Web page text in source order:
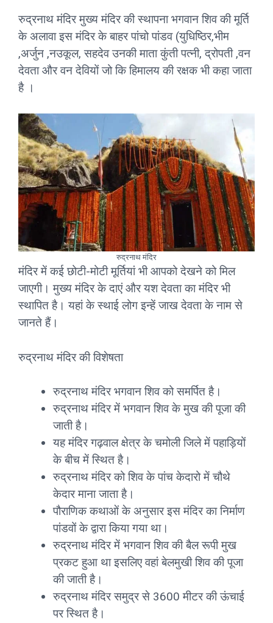
रुद्रनाथ मंदिर मुख्य मंदिर की स्थापना भगवान शिव की मूर्ति
के अलावा इस मंदिर के बाहर पांचो पांडव (युधिष्ठिर,भीम
,अर्जुन ,नउकूल, सहदेव उनकी माता कुंती पत्नी, द्रोपती ,वन
देवता और वन देवियों जो कि हिमालय की रक्षक भी कहा जाता
है ।
रुद्रनाथ मंदिर
मंदिर में कई छोटी-मोटी मूर्तियां भी आपको देखने को मिल
जाएगी। मुख्य मंदिर के दाएं और यश देवता का मंदिर भी
स्थापित है। यहां के स्थाई लोग इन्हें जाख देवता के नाम से
जानते हैं।
रुद्रनाथ मंदिर की विशेषता
रुद्रनाथ मंदिर भगवान शिव को समर्पित है।
रुद्रनाथ मंदिर में भगवान शिव के मुख की पूजा की
जाती है।
यह मंदिर गढ़वाल क्षेत्र के चमोली जिले में पहाड़ियों
के बीच में स्थित है।
रुद्रनाथ मंदिर को शिव के पांच केदारो में चौथे
केदार माना जाता है।
पौराणिक कथाओं के अनुसार इस मंदिर का निर्माण
पांडवों के द्वारा किया गया था।
रुद्रनाथ मंदिर में भगवान शिव की बैल रूपी मुख
प्रकट हुआ था इसलिए वहां बेलमुखी शिव की पूजा
की जाती है।
रुद्रनाथ मंदिर समुद्र से 3600 मीटर की ऊंचाई
पर स्थित है।